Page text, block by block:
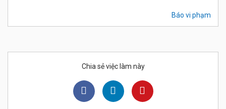
Báo vi phạm
Chia sẻ việc làm này